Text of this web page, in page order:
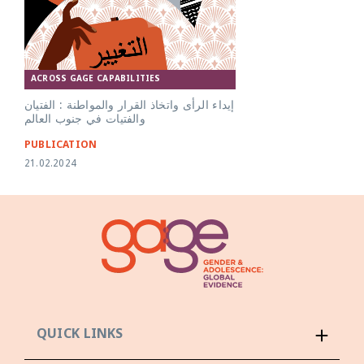
ACROSS GAGE CAPABILITIES
إيداء الرأى واتخاذ القرار والمواطنة : الفتيان
والفتيات في جنوب العالم
PUBLICATION
21.02.2024
QUICK LINKS